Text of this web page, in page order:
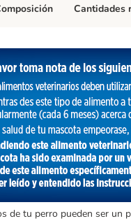
de tu perro pueden ser un
Cantidades